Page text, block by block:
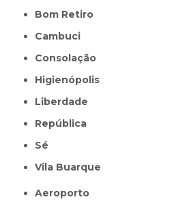
Bom Retiro
Cambuci
Consolação
Higienópolis
Liberdade
República
Sé
Vila Buarque
Aeroporto